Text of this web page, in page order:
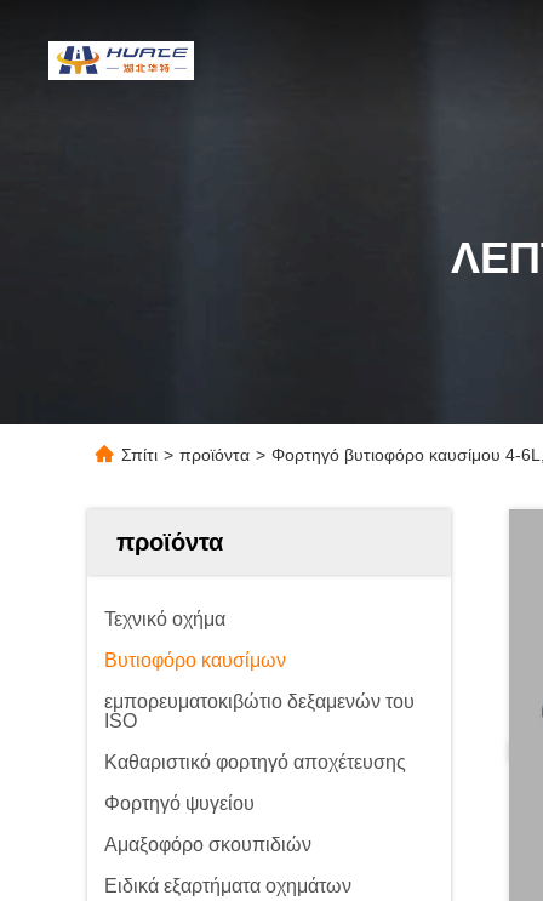
Σπίτι > προϊόντα > Φορτηγό βυτιοφόρο καυσίμου 4-
προϊόντα
Τεχνικό οχήμα
Βυτιοφόρο καυσίμων
εμπορευματοκιβώτιο δεξαμενών του
ISO
Καθαριστικό φορτηγό αποχέτευσης
Φορτηγό ψυγείου
Αμαξοφόρο σκουπιδιών
Ειδικά εξαρτήματα οχημάτων